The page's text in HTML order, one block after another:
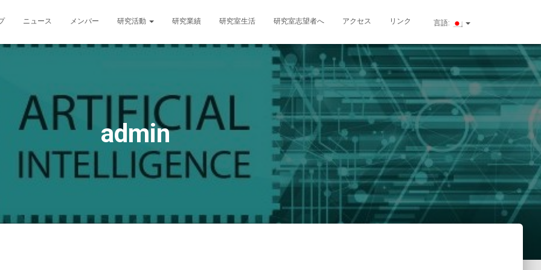
ニュース メンバー 研究活動 研究業績 研究室生活 研究室志望者へ アクセス リンク 言語:
admin